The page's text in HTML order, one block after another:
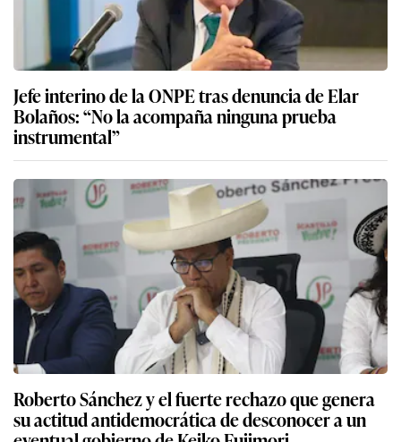
Jefe interino de la ONPE tras denuncia de Elar
Bolaños: “No la acompaña ninguna prueba
instrumental”
Roberto Sánchez y el fuerte rechazo que genera
su actitud antidemocrática de desconocer a un